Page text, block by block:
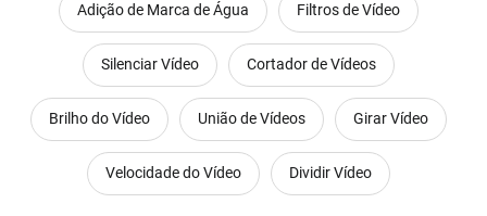
Adição de Marca de Água Filtros de Vídeo
Silenciar Vídeo Cortador de Vídeos
Brilho do Vídeo União de Vídeos Girar Vídeo
Velocidade do Vídeo Dividir Vídeo